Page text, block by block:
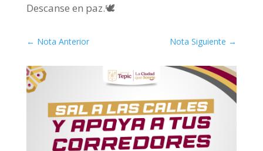
Descanse en paz.🕊
← Nota Anterior Nota Siguiente →